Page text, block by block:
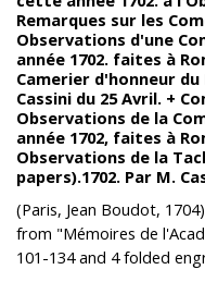
Remarques sur les
Observations d'une
année 1702. faites à
Camerier d'honneur
Cassini du 25 Avril. +
Observations de la
année 1702, faites à
Observations de la
papers).1702. Par M.
(Paris, Jean Boudot,
from "Mémoires de
101-134 and 4 folded